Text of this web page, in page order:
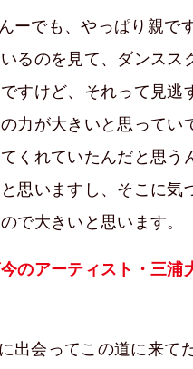
ーでも、やっぱり親で
るのを見て、ダンスス
すけど、それって見逃
力が大きいと思ってい
くれていたんだと思う
思いますし、そこに気
で大きいと思います。
アーティスト・三浦
出会ってこの道に来て